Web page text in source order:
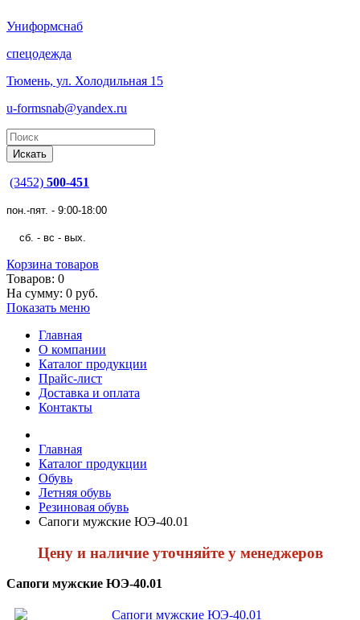
Униформснаб
спецодежда
Тюмень, ул. Холодильная 15
u-formsnab@yandex.ru
(3452) 500-451
пон.-пят. - 9:00-18:00
сб. - вс - вых.
Корзина товаров
Товаров: 0
На сумму: 0 руб.
Показать меню
Главная
О компании
Каталог продукции
Прайс-лист
Доставка и оплата
Контакты
Главная
Каталог продукции
Обувь
Летняя обувь
Резиновая обувь
Сапоги мужские ЮЭ-40.01
Цену и наличие уточняйте у менеджеров
Сапоги мужские ЮЭ-40.01